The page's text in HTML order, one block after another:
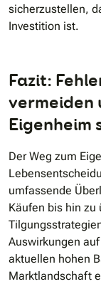
sicherzustellen,
Investition ist.
Fazit:
vermeiden
Eigenheim
Der Weg zum
umfassende
Käufen bis hin zu
Auswirkungen
aktuellen hohen
Marktlandschaft